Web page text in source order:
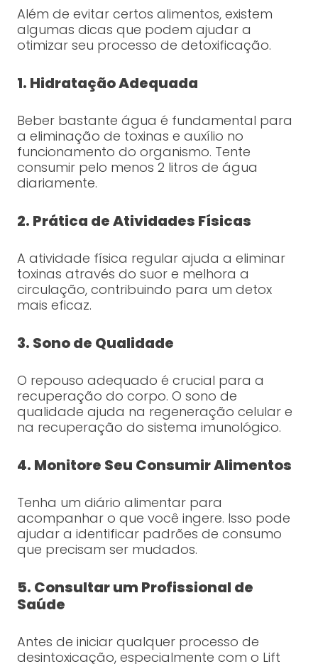
Além de evitar certos alimentos, existem
algumas dicas que podem ajudar a
otimizar seu processo de detoxificação.
1. Hidratação Adequada
Beber bastante água é fundamental para
a eliminação de toxinas e auxílio no
funcionamento do organismo. Tente
consumir pelo menos 2 litros de água
diariamente.
2. Prática de Atividades Físicas
A atividade física regular ajuda a eliminar
toxinas através do suor e melhora a
circulação, contribuindo para um detox
mais eficaz.
3. Sono de Qualidade
O repouso adequado é crucial para a
recuperação do corpo. O sono de
qualidade ajuda na regeneração celular e
na recuperação do sistema imunológico.
4. Monitore Seu Consumir Alimentos
Tenha um diário alimentar para
acompanhar o que você ingere. Isso pode
ajudar a identificar padrões de consumo
que precisam ser mudados.
5. Consultar um Profissional de
Saúde
Antes de iniciar qualquer processo de
desintoxicação, especialmente com o Lift